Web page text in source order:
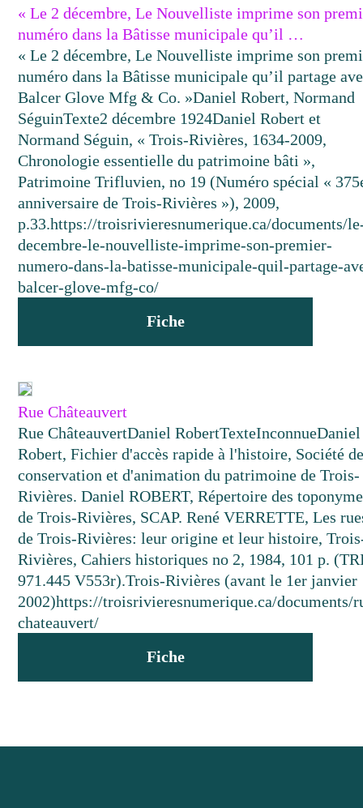
« Le 2 décembre, Le Nouvelliste imprime son
numéro dans la Bâtisse municipale qu’il …
« Le 2 décembre, Le Nouvelliste imprime son
numéro dans la Bâtisse municipale qu’il partage
Balcer Glove Mfg & Co. »Daniel Robert, Normand
SéguinTexte2 décembre 1924Daniel Robert et
Normand Séguin, « Trois-Rivières, 1634-2009,
Chronologie essentielle du patrimoine bâti »,
Patrimoine Trifluvien, no 19 (Numéro spécial «
anniversaire de Trois-Rivières »), 2009,
p.33.https://troisrivieresnumerique.ca/documents/
decembre-le-nouvelliste-imprime-son-premier-
numero-dans-la-batisse-municipale-quil-partage-
balcer-glove-mfg-co/
Fiche
Rue Châteauvert
Rue ChâteauvertDaniel RobertTexteInconnueDaniel
Robert, Fichier d'accès rapide à l'histoire, Société
conservation et d'animation du patrimoine de Trois-
Rivières. Daniel ROBERT, Répertoire des
de Trois-Rivières, SCAP. René VERRETTE, Les
de Trois-Rivières: leur origine et leur histoire,
Rivières, Cahiers historiques no 2, 1984, 101 p.
971.445 V553r).Trois-Rivières (avant le 1er janvier
2002)https://troisrivieresnumerique.ca/documents/
chateauvert/
Fiche